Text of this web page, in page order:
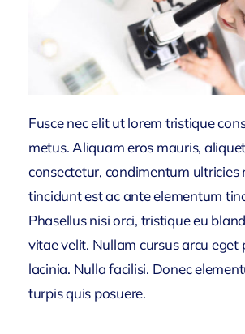
Fusce nec elit ut lorem tristique
metus. Aliquam eros mauris,
consectetur, condimentum ultricies
tincidunt est ac ante elementum
Phasellus nisi orci, tristique eu
vitae velit. Nullam cursus arcu eget
lacinia. Nulla facilisi. Donec
turpis quis posuere.